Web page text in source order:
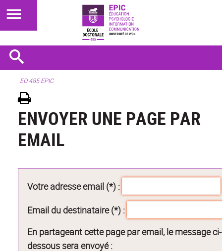
ED 485 EPIC
ENVOYER UNE PAGE PAR
EMAIL
Votre adresse email (*) :
Email du destinataire (*) :
En partageant cette page par email, le message ci-
dessous sera envoyé :